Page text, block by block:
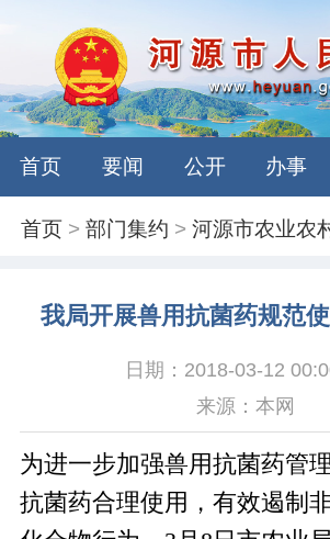
首页 要闻 公开 办事
首页 >部门集约 >河源市农业农
我局开展兽用抗菌药规范
日期：2018-03-12
来源：本网
为进一步加强兽用抗菌药管
抗菌药合理使用，有效遏制